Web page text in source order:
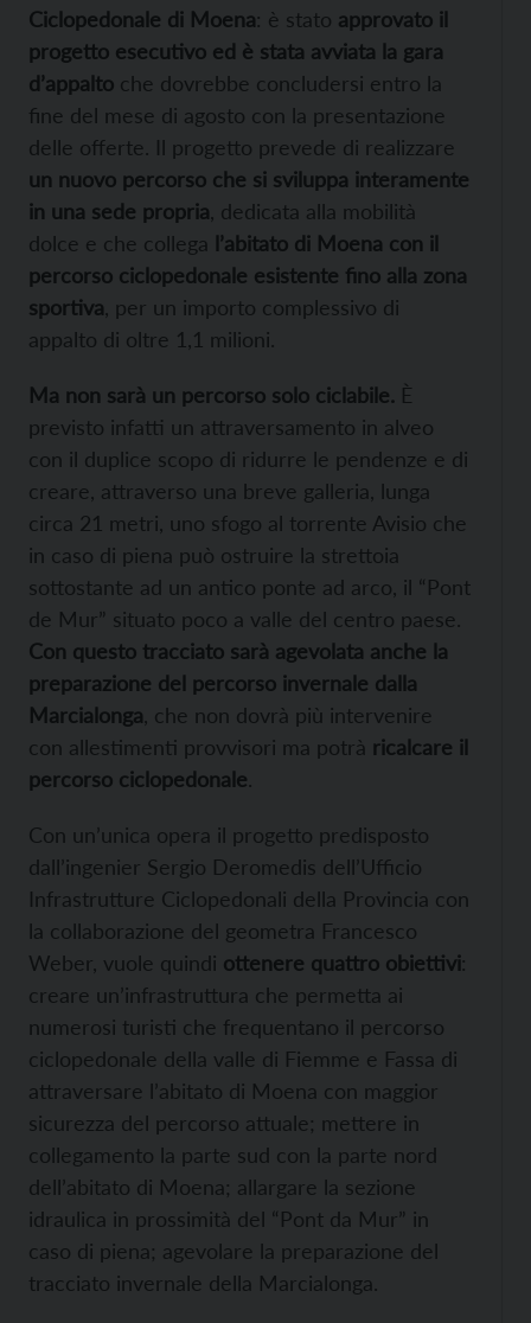
Ciclopedonale di Moena: è stato approvato il
progetto esecutivo ed è stata avviata la gara
d’appalto che dovrebbe concludersi entro la
fine del mese di agosto con la presentazione
delle offerte. Il progetto prevede di realizzare
un nuovo percorso che si sviluppa interamente
in una sede propria , dedicata alla mobilità
dolce e che collega l’abitato di Moena con il
percorso ciclopedonale esistente fino alla zona
sportiva , per un importo complessivo di
appalto di oltre 1,1 milioni.
Ma non sarà un percorso solo ciclabile. È
previsto infatti un attraversamento in alveo
con il duplice scopo di ridurre le pendenze e di
creare, attraverso una breve galleria, lunga
circa 21 metri, uno sfogo al torrente Avisio che
in caso di piena può ostruire la strettoia
sottostante ad un antico ponte ad arco, il “Pont
de Mur” situato poco a valle del centro paese.
Con questo tracciato sarà agevolata anche la
preparazione del percorso invernale dalla
Marcialonga , che non dovrà più intervenire
con allestimenti provvisori ma potrà ricalcare il
percorso ciclopedonale.
Con un’unica opera il progetto predisposto
dall’ingenier Sergio Deromedis dell’Ufficio
Infrastrutture Ciclopedonali della Provincia con
la collaborazione del geometra Francesco
Weber, vuole quindi ottenere quattro obiettivi:
creare un’infrastruttura che permetta ai
numerosi turisti che frequentano il percorso
ciclopedonale della valle di Fiemme e Fassa di
attraversare l’abitato di Moena con maggior
sicurezza del percorso attuale; mettere in
collegamento la parte sud con la parte nord
dell’abitato di Moena; allargare la sezione
idraulica in prossimità del “Pont da Mur” in
caso di piena; agevolare la preparazione del
tracciato invernale della Marcialonga.